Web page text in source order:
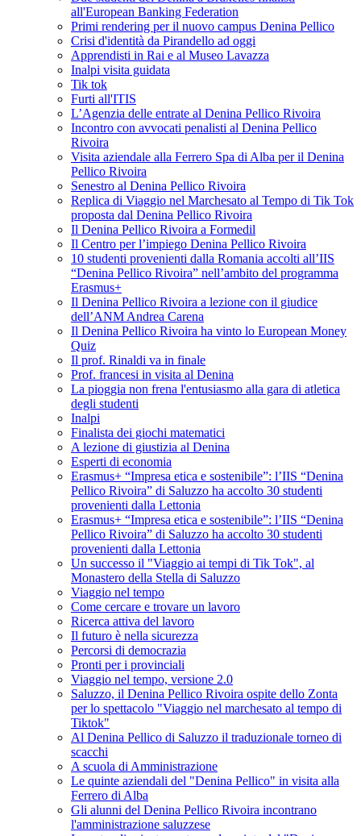
all'European Banking Federation
Primi rendering per il nuovo campus Denina Pellico
Crisi d'identità da Pirandello ad oggi
Apprendisti in Rai e al Museo Lavazza
Inalpi visita guidata
Tik tok
Furti all'ITIS
L’Agenzia delle entrate al Denina Pellico Rivoira
Incontro con avvocati penalisti al Denina Pellico
Rivoira
Visita aziendale alla Ferrero Spa di Alba per il Denina
Pellico Rivoira
Senestro al Denina Pellico Rivoira
Replica di Viaggio nel Marchesato al Tempo di Tik Tok
proposta dal Denina Pellico Rivoira
Il Denina Pellico Rivoira a Formedil
Il Centro per l’impiego Denina Pellico Rivoira
10 studenti provenienti dalla Romania accolti all’IIS
“Denina Pellico Rivoira” nell’ambito del programma
Erasmus+
Il Denina Pellico Rivoira a lezione con il giudice
dell’ANM Andrea Carena
Il Denina Pellico Rivoira ha vinto lo European Money
Quiz
Il prof. Rinaldi va in finale
Prof. francesi in visita al Denina
La pioggia non frena l'entusiasmo alla gara di atletica
degli studenti
Inalpi
Finalista dei giochi matematici
A lezione di giustizia al Denina
Esperti di economia
Erasmus+ “Impresa etica e sostenibile”: l’IIS “Denina
Pellico Rivoira” di Saluzzo ha accolto 30 studenti
provenienti dalla Lettonia
Erasmus+ “Impresa etica e sostenibile”: l’IIS “Denina
Pellico Rivoira” di Saluzzo ha accolto 30 studenti
provenienti dalla Lettonia
Un successo il "Viaggio ai tempi di Tik Tok", al
Monastero della Stella di Saluzzo
Viaggio nel tempo
Come cercare e trovare un lavoro
Ricerca attiva del lavoro
Il futuro è nella sicurezza
Percorsi di democrazia
Pronti per i provinciali
Viaggio nel tempo, versione 2.0
Saluzzo, il Denina Pellico Rivoira ospite dello Zonta
per lo spettacolo "Viaggio nel marchesato al tempo di
Tiktok"
Al Denina Pellico di Saluzzo il traduzionale torneo di
scacchi
A scuola di Amministrazione
Le quinte aziendali del "Denina Pellico" in visita alla
Ferrero di Alba
Gli alunni del Denina Pellico Rivoira incontrano
l'amministrazione saluzzese